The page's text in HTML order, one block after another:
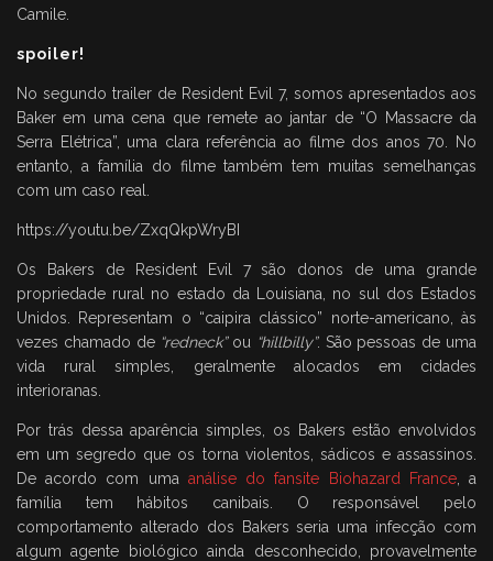
Camile.
spoiler!
No segundo trailer de Resident Evil 7, somos apresentados aos
Baker em uma cena que remete ao jantar de “O Massacre da
Serra Elétrica”, uma clara referência ao filme dos anos 70. No
entanto, a família do filme também tem muitas semelhanças
com um caso real.
https://youtu.be/ZxqQkpWryBI
Os Bakers de Resident Evil 7 são donos de uma grande
propriedade rural no estado da Louisiana, no sul dos Estados
Unidos. Representam o “caipira clássico” norte-americano, às
vezes chamado de “redneck”ou “hillbilly”. São pessoas de uma
vida rural simples, geralmente alocados em cidades
interioranas.
Por trás dessa aparência simples, os Bakers estão envolvidos
em um segredo que os torna violentos, sádicos e assassinos.
De acordo com uma análise do fansite Biohazard France, a
família tem hábitos canibais. O responsável pelo
comportamento alterado dos Bakers seria uma infecção com
algum agente biológico ainda desconhecido, provavelmente